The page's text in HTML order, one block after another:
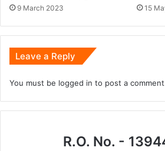
9 March 2023 15
Leave a Reply
You must be logged in to post a
R.O. No. -